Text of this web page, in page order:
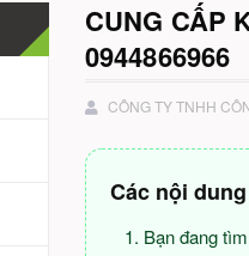
CUNG CẤP
0944866966
CÔNG TY TNHH
Các nội
Bạn đang